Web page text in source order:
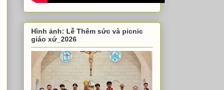
Hình ảnh: Lễ Thêm sức và picnic
giáo xứ_2026